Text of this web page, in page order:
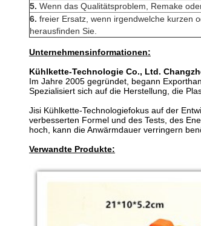
5. Wenn das Qualitätsproblem, Remake
6. freier Ersatz, wenn irgendwelche kurzen
herausfinden Sie.
Unternehmensinformationen:
Kühlkette-Technologie Co., Ltd.
Im Jahre 2005 gegründet, begann
Spezialisiert sich auf die Herstellung, die
Jisi Kühlkette-Technologiefokus auf der
verbesserten Formel und des Tests, des
hoch, kann die Anwärmdauer verringern
Verwandte Produkte: